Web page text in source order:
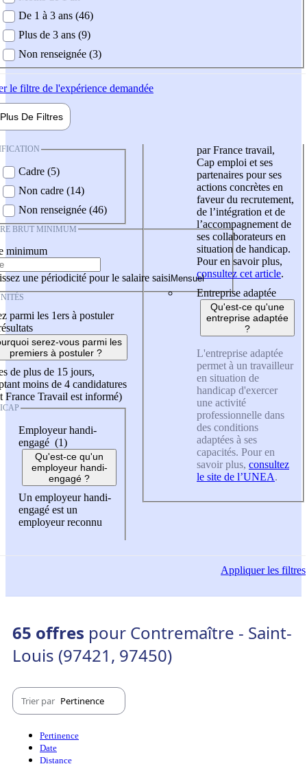
De 1 à 3 ans (46)
Plus de 3 ans (9)
Non renseignée (3)
le filtre de l'expérience demandée
Plus De Filtres
Cadre (5)
Non cadre (14)
Non renseignée (46)
BRUT MINIMUM
minimum
une périodicité pour le salaire saisi
parmi les 1ers à postuler
serez-vous parmi les
premiers à postuler ?
de plus de 15 jours,
moins de 4 candidatures
France Travail est informé)
Employeur handi-
engagé (1)
Qu'est-ce qu'un
employeur handi-
engagé ?
Un employeur handi-
engagé est un
employeur reconnu
par France travail,
Cap emploi et ses
partenaires pour ses
actions concrètes en
faveur du recrutement,
de l’intégration et de
l’accompagnement de
ses collaborateurs en
situation de handicap.
Pour en savoir plus,
consultez cet article.
Entreprise adaptée
Qu'est-ce qu'une
entreprise adaptée
?
L'entreprise adaptée
permet à un travailleur
en situation de
handicap d'exercer
une activité
professionnelle dans
des conditions
adaptées à ses
capacités. Pour en
savoir plus, consultez
le site de l’UNEA.
Appliquerles filtres
65 offres pour Contremaître - Saint-
Louis (97421, 97450)
Trier par Pertinence
Pertinence
Date
Distance